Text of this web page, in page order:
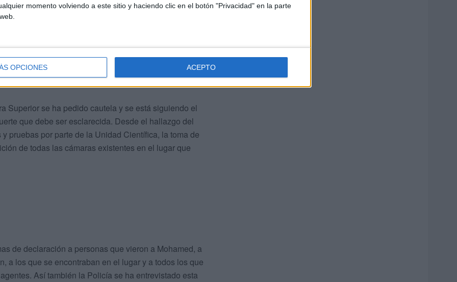
momento volviendo a este sitio y haciendo clic en el botón "Privacidad" en la parte
OPCIONES ACEPTO
cautela
Superior se ha pedido cautela y se está siguiendo el
que debe ser esclarecida. Desde el hallazgo del
pruebas por parte de la Unidad Científica, la toma de
de todas las cámaras existentes en el lugar que
de declaración a personas que vieron a Mohamed, a
a los que se encontraban en el lugar y a todos los que
Así también la Policía se ha entrevistado esta